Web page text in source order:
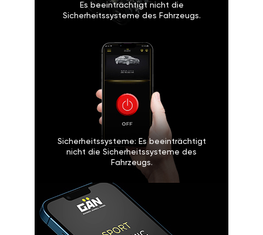
Es beeinträchtigt nicht die
Sicherheitssysteme des Fahrzeugs.
Sicherheitssysteme: Es beeinträchtigt
nicht die Sicherheitssysteme des
Fahrzeugs.